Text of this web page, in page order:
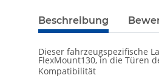
Beschreibung
Dieser fahrzeugspezifische
FlexMount130,indie Türen
Kompatibilität